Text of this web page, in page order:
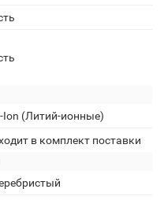
Ion (Литий-ионные)
в комплект поставки